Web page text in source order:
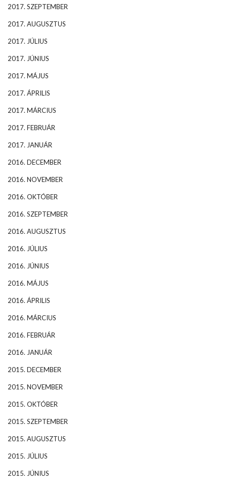
2017. SZEPTEMBER
2017. AUGUSZTUS
2017. JÚLIUS
2017. JÚNIUS
2017. MÁJUS
2017. ÁPRILIS
2017. MÁRCIUS
2017. FEBRUÁR
2017. JANUÁR
2016. DECEMBER
2016. NOVEMBER
2016. OKTÓBER
2016. SZEPTEMBER
2016. AUGUSZTUS
2016. JÚLIUS
2016. JÚNIUS
2016. MÁJUS
2016. ÁPRILIS
2016. MÁRCIUS
2016. FEBRUÁR
2016. JANUÁR
2015. DECEMBER
2015. NOVEMBER
2015. OKTÓBER
2015. SZEPTEMBER
2015. AUGUSZTUS
2015. JÚLIUS
2015. JÚNIUS